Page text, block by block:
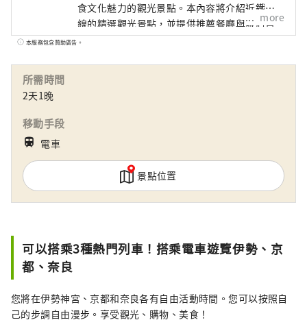
食文化魅力的觀光景點。本內容將介紹近鐵沿
線的精選觀光景點，並提供推薦餐廳與飯店資
訊， 以及旅途中實用的小提醒，為您的近鐵線
more
本服務包含贊助廣告。
所需時間
2天1晚
移動手段
train 電車
景點位置
可以搭乘3種熱門列車！搭乘電車遊覽伊勢、京
都、奈良
您將在伊勢神宮、京都和奈良各有自由活動時間。您可以按照自
己的步調自由漫步。享受觀光、購物、美食！